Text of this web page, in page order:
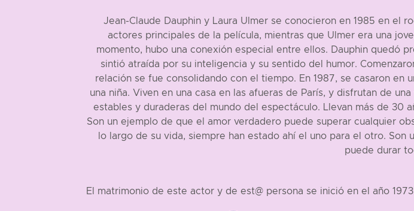
Jean-Claude Dauphin y Laura Ulmer se conocieron en 1985 en el
actores principales de la película, mientras que Ulmer era una
momento, hubo una conexión especial entre ellos. Dauphin quedó
sintió atraída por su inteligencia y su sentido del humor.
relación se fue consolidando con el tiempo. En 1987, se casaron en
una niña. Viven en una casa en las afueras de París, y disfrutan de
estables y duraderas del mundo del espectáculo. Llevan más de 30
Son un ejemplo de que el amor verdadero puede superar cualquier
lo largo de su vida, siempre han estado ahí el uno para el otro.
puede durar
El matrimonio de este actor y de est@ persona se inició en el año